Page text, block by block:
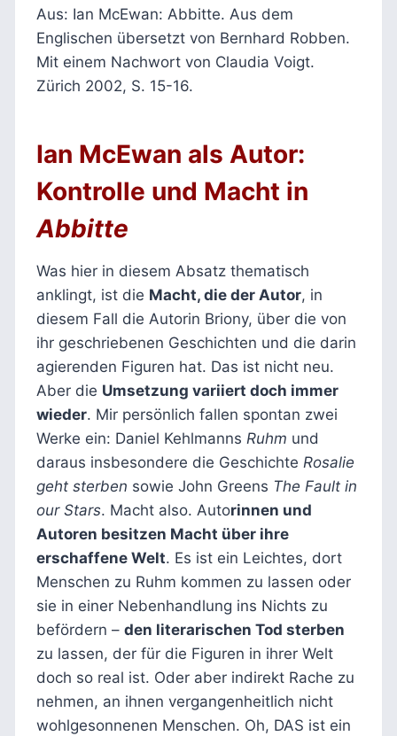
Aus: Ian McEwan: Abbitte. Aus dem
Englischen übersetzt von Bernhard Robben.
Mit einem Nachwort von Claudia Voigt.
Zürich 2002, S. 15-16.
Ian McEwan als Autor:
Kontrolle und Macht in
Abbitte
Was hier in diesem Absatz thematisch
anklingt, ist die Macht, die der Autor, in
diesem Fall die Autorin Briony, über die von
ihr geschriebenen Geschichten und die darin
agierenden Figuren hat. Das ist nicht neu.
Aber die Umsetzung variiert doch immer
wieder. Mir persönlich fallen spontan zwei
Werke ein: Daniel Kehlmanns Ruhm und
daraus insbesondere die Geschichte Rosalie
geht sterben sowie John Greens The Fault in
our Stars. Macht also. Autorinnen und
Autoren besitzen Macht über ihre
erschaffene Welt. Es ist ein Leichtes, dort
Menschen zu Ruhm kommen zu lassen oder
sie in einer Nebenhandlung ins Nichts zu
befördern – den literarischen Tod sterben
zu lassen, der für die Figuren in ihrer Welt
doch so real ist. Oder aber indirekt Rache zu
nehmen, an ihnen vergangenheitlich nicht
wohlgesonnenen Menschen. Oh, DAS ist ein